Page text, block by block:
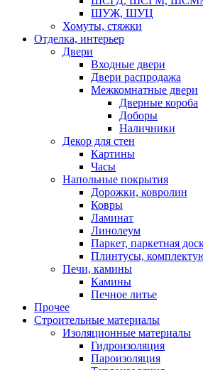
ШУЖ, ШУЦ
Хомуты, стяжки
Отделка, интерьер
Двери
Входные двери
Двери распродажа
Межкомнатные двери
Дверные короба
Доборы
Наличники
Декор для стен
Картины
Часы
Напольные покрытия
Дорожки, ковролин
Ковры
Ламинат
Линолеум
Паркет, паркетная
Плинтусы,
Печи, камины
Камины
Печное литье
Прочее
Строительные материалы
Изоляционные материалы
Гидроизоляция
Пароизоляция